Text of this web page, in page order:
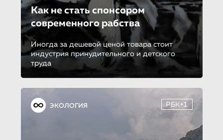
Как не стать спонсором
современного рабства
Иногда за дешевой ценой товара стоит
индустрия принудительного и детского
труда
ЭКОЛОГИЯ РБК+1